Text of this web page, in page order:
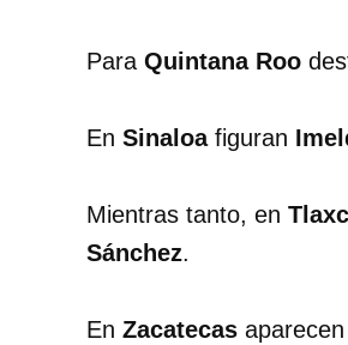
Para Quintana Roo
En Sinaloafiguran
Mientras tanto, en
Sánchez.
En Zacatecas aparecen